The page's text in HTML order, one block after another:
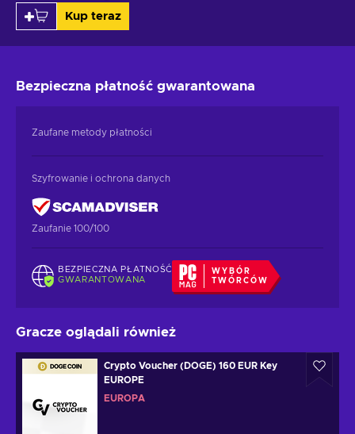
Kup teraz
Bezpieczna płatność gwarantowana
Zaufane metody płatności
Szyfrowanie i ochrona danych
Zaufanie 100/100
BEZPIECZNA PŁATNOŚĆ
GWARANTOWANA
WYBÓR
TWÓRCÓW
Gracze oglądali również
Crypto Voucher (DOGE) 160 EUR Key
EUROPE
EUROPA